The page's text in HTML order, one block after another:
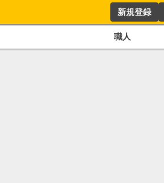
新規登録
職人